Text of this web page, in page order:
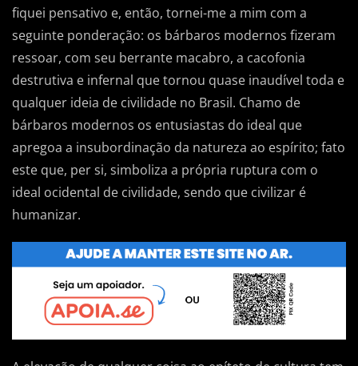
fiquei pensativo e, então, tornei-me a mim com a
seguinte ponderação: os bárbaros modernos fizeram
ressoar, com seu berrante macabro, a cacofonia
destrutiva e infernal que tornou quase inaudível toda e
qualquer ideia de civilidade no Brasil. Chamo de
bárbaros modernos os entusiastas do ideal que
apregoa a insubordinação da natureza ao espírito; fato
este que, per si, simboliza a própria ruptura com o
ideal ocidental de civilidade, sendo que civilizar é
humanizar.